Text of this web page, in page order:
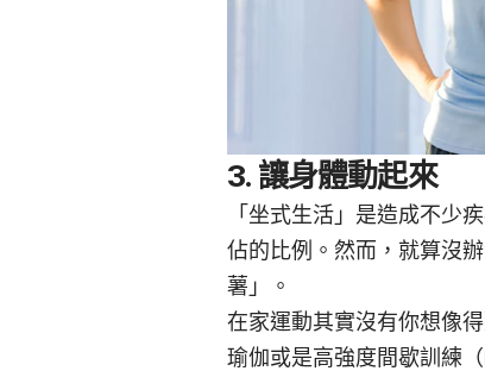
3. 讓身體動起來
「坐式生活」是造成不少
佔的比例。然而，就算沒
薯」。
在家運動其實沒有你想像
瑜伽或是高強度間歇訓練（